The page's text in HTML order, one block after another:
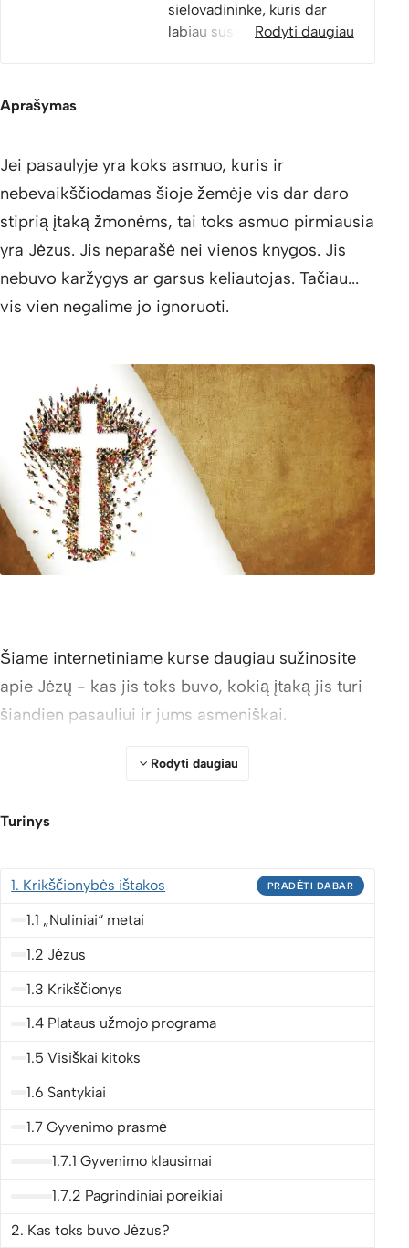
sielovadininke, kuris dar
labiau sustiprinaRodyti daugiau
Aprašymas
Jei pasaulyje yra koks asmuo, kuris ir
nebevaikščiodamas šioje žemėje vis dar daro
stiprią įtaką žmonėms, tai toks asmuo pirmiausia
yra Jėzus. Jis neparašė nei vienos knygos. Jis
nebuvo karžygys ar garsus keliautojas. Tačiau...
vis vien negalime jo ignoruoti.
Šiame internetiniame kurse daugiau sužinosite
apie Jėzų - kas jis toks buvo, kokią įtaką jis turi
šiandien pasauliui ir jums asmeniškai.
Kurse yra šios 4 temos:
Krikščionybės ištakos
Kas toks buvo Jėzus?
Kodėl Jėzui reikėjo mirti?
Mirtis nugalėta
Norime iškart jus perspėti, kad šis kursas gali
jūsų gyvenimui padaryti išliekančią įtaką. Jeigu
nedalyvaukite šiame kurse.
Rodyti daugiau
Turinys
1. Krikščionybės ištakos PRADĖTI DABAR
1.1 „Nuliniai“ metai
1.2 Jėzus
1.3 Krikščionys
1.4 Plataus užmojo programa
1.5 Visiškai kitoks
1.6 Santykiai
1.7 Gyvenimo prasmė
1.7.1 Gyvenimo klausimai
1.7.2 Pagrindiniai poreikiai
2. Kas toks buvo Jėzus?